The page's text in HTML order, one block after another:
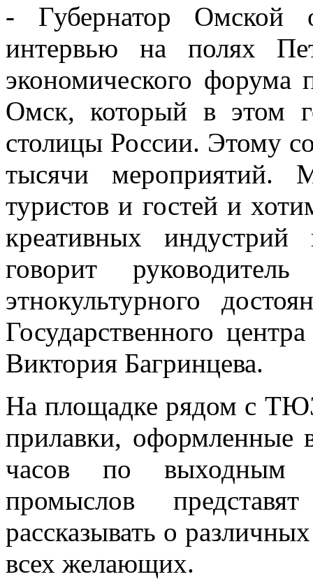
- Губернатор Омской
интервью на полях
экономического форума
Омск, который в этом
столицы России. Этому
тысячи
туристов и гостей и
креативных
говорит
этнокультурного
Государственного
Виктория Багринцева.
На площадке рядом с
прилавки, оформленные
часов по выходным
промыслов
рассказывать о
всех желающих.